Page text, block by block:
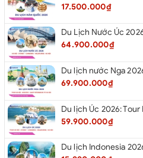
17.500.000₫
64.900.000₫
69.900.000₫
59.900.000₫